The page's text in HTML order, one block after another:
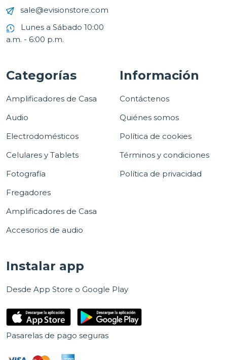
sale@evisionstore.com
Lunes a Sábado 10:00
a.m. - 6:00 p.m.
Categorías
Amplificadores de Casa
Audio
Electrodomésticos
Celulares y Tablets
Fotografía
Fregadores
Amplificadores de Casa
Accesorios de audio
Información
Contáctenos
Quiénes somos
Política de cookies
Términos y condiciones
Política de privacidad
Instalar app
Desde App Store o Google Play
Pasarelas de pago seguras